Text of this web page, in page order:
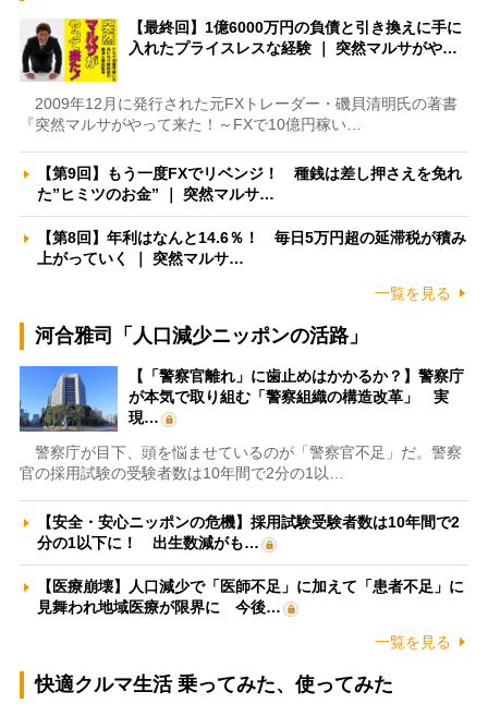
【最終回】1億6000万円の負債と引き換えに手に
入れたプライスレスな経験 ｜ 突然マルサがや…
2009年12月に発行された元FXトレーダー・磯貝清明氏の著書
『突然マルサがやって来た！～FXで10億円稼い…
【第9回】もう一度FXでリベンジ！ 種銭は差し押さえを免れ
た”ヒミツのお金” ｜ 突然マルサ…
【第8回】年利はなんと14.6％！ 毎日5万円超の延滞税が積み
上がっていく ｜ 突然マルサ…
一覧を見る
河合雅司「人口減少ニッポンの活路」
【「警察官離れ」に歯止めはかかるか？】警察庁
が本気で取り組む「警察組織の構造改革」 実
現…
警察庁が目下、頭を悩ませているのが「警察官不足」だ。警察
官の採用試験の受験者数は10年間で2分の1以…
【安全・安心ニッポンの危機】採用試験受験者数は10年間で2
分の1以下に！ 出生数減がも…
【医療崩壊】人口減少で「医師不足」に加えて「患者不足」に
見舞われ地域医療が限界に 今後…
一覧を見る
快適クルマ生活 乗ってみた、使ってみた